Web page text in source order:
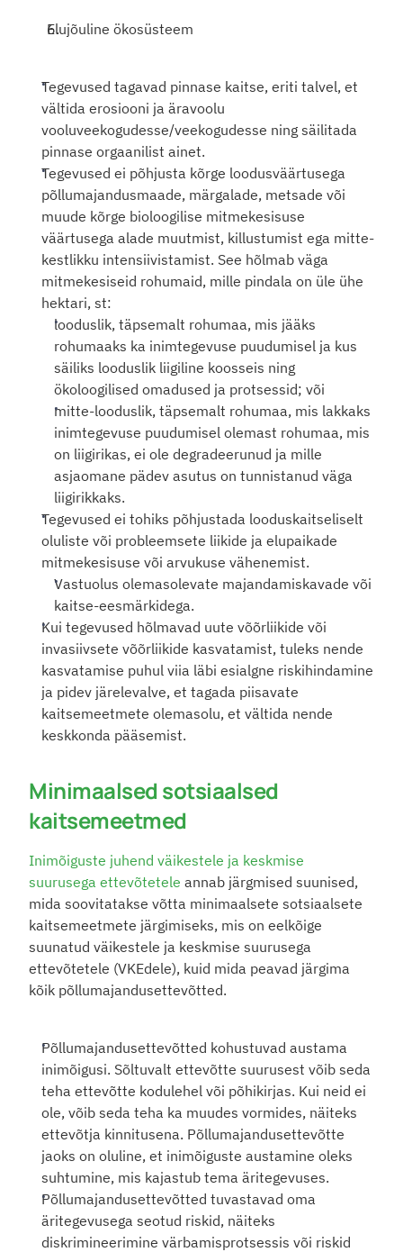
Elujõuline ökosüsteem
Tegevused tagavad pinnase kaitse, eriti talvel, et
vältida erosiooni ja äravoolu
vooluveekogudesse/veekogudesse ning säilitada
pinnase orgaanilist ainet.
Tegevused ei põhjusta kõrge loodusväärtusega
põllumajandusmaade, märgalade, metsade või
muude kõrge bioloogilise mitmekesisuse
väärtusega alade muutmist, killustumist ega mitte-
kestlikku intensiivistamist. See hõlmab väga
mitmekesiseid rohumaid, mille pindala on üle ühe
hektari, st:
looduslik, täpsemalt rohumaa, mis jääks
rohumaaks ka inimtegevuse puudumisel ja kus
säiliks looduslik liigiline koosseis ning
ökoloogilised omadused ja protsessid; või
mitte-looduslik, täpsemalt rohumaa, mis lakkaks
inimtegevuse puudumisel olemast rohumaa, mis
on liigirikas, ei ole degradeerunud ja mille
asjaomane pädev asutus on tunnistanud väga
liigirikkaks.
Tegevused ei tohiks põhjustada looduskaitseliselt
oluliste või probleemsete liikide ja elupaikade
mitmekesisuse või arvukuse vähenemist.
Vastuolus olemasolevate majandamiskavade või
kaitse-eesmärkidega.
Kui tegevused hõlmavad uute võõrliikide või
invasiivsete võõrliikide kasvatamist, tuleks nende
kasvatamise puhul viia läbi esialgne riskihindamine
ja pidev järelevalve, et tagada piisavate
kaitsemeetmete olemasolu, et vältida nende
keskkonda pääsemist.
Minimaalsed sotsiaalsed
kaitsemeetmed
Inimõiguste juhend väikestele ja keskmise
suurusega ettevõtetele annab järgmised suunised,
mida soovitatakse võtta minimaalsete sotsiaalsete
kaitsemeetmete järgimiseks, mis on eelkõige
suunatud väikestele ja keskmise suurusega
ettevõtetele (VKEdele), kuid mida peavad järgima
kõik põllumajandusettevõtted.
Põllumajandusettevõtted kohustuvad austama
inimõigusi. Sõltuvalt ettevõtte suurusest võib seda
teha ettevõtte kodulehel või põhikirjas. Kui neid ei
ole, võib seda teha ka muudes vormides, näiteks
ettevõtja kinnitusena. Põllumajandusettevõtte
jaoks on oluline, et inimõiguste austamine oleks
suhtumine, mis kajastub tema äritegevuses.
Põllumajandusettevõtted tuvastavad oma
äritegevusega seotud riskid, näiteks
diskrimineerimine värbamisprotsessis või riskid